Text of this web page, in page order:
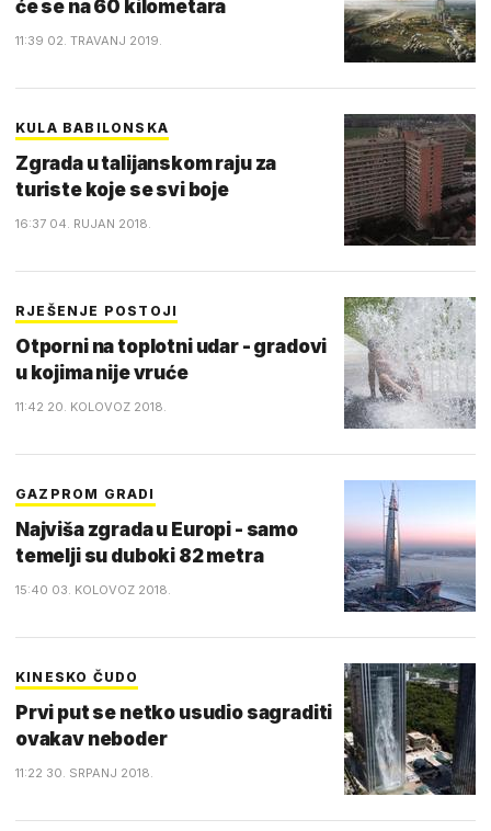
će se na 60 kilometara
11:39 02. TRAVANJ 2019.
KULA BABILONSKA
Zgrada u talijanskom raju za
turiste koje se svi boje
16:37 04. RUJAN 2018.
RJEŠENJE POSTOJI
Otporni na toplotni udar - gradovi
u kojima nije vruće
11:42 20. KOLOVOZ 2018.
GAZPROM GRADI
Najviša zgrada u Europi - samo
temelji su duboki 82 metra
15:40 03. KOLOVOZ 2018.
KINESKO ČUDO
Prvi put se netko usudio sagraditi
ovakav neboder
11:22 30. SRPANJ 2018.